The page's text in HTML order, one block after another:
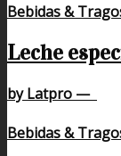
Bebidas &
Leche
by Latpro —
Bebidas &